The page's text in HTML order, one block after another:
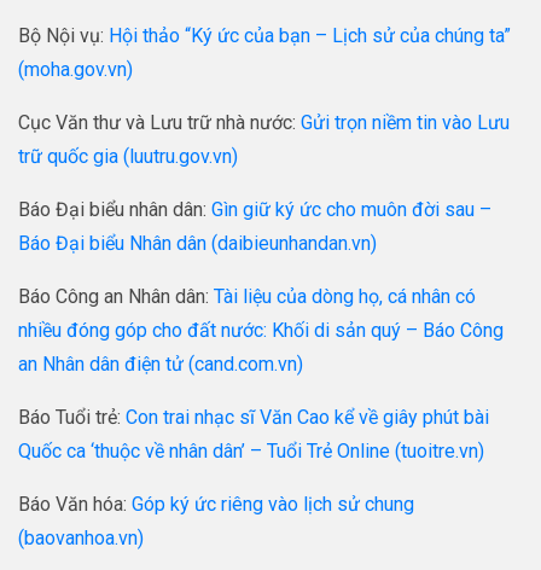
Bộ Nội vụ: Hội thảo “Ký ức của bạn – Lịch sử của chúng ta”
(moha.gov.vn)
Cục Văn thư và Lưu trữ nhà nước: Gửi trọn niềm tin vào Lưu
trữ quốc gia (luutru.gov.vn)
Báo Đại biểu nhân dân: Gìn giữ ký ức cho muôn đời sau –
Báo Đại biểu Nhân dân (daibieunhandan.vn)
Báo Công an Nhân dân: Tài liệu của dòng họ, cá nhân có
nhiều đóng góp cho đất nước: Khối di sản quý – Báo Công
an Nhân dân điện tử (cand.com.vn)
Báo Tuổi trẻ: Con trai nhạc sĩ Văn Cao kể về giây phút bài
Quốc ca ‘thuộc về nhân dân’ – Tuổi Trẻ Online (tuoitre.vn)
Báo Văn hóa: Góp ký ức riêng vào lịch sử chung
(baovanhoa.vn)